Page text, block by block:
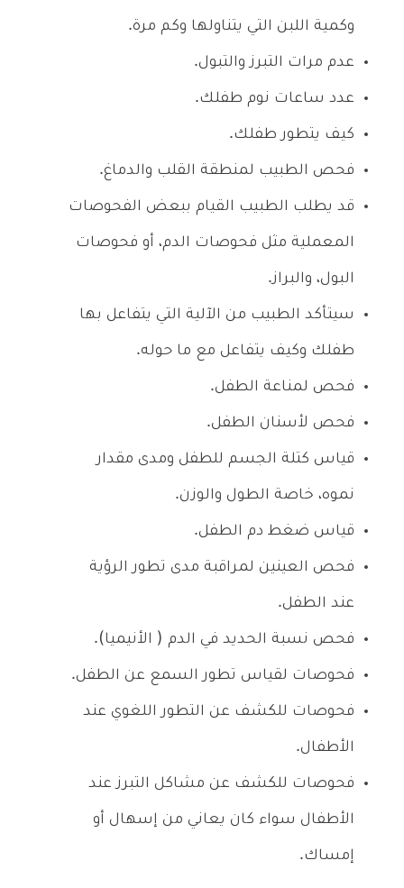
وكمية اللبن التي يتناولها وكم مرة.
عدم مرات التبرز والتبول.
عدد ساعات نوم طفلك.
كيف يتطور طفلك.
فحص الطبيب لمنطقة القلب والدماغ.
قد يطلب الطبيب القيام ببعض الفحوصات
المعملية مثل فحوصات الدم، أو فحوصات
البول، والبراز.
سيتأكد الطبيب من الآلية التي يتفاعل بها
طفلك وكيف يتفاعل مع ما حوله.
فحص لمناعة الطفل.
فحص لأسنان الطفل.
قياس كتلة الجسم للطفل ومدى مقدار
نموه، خاصة الطول والوزن.
قياس ضغط دم الطفل.
فحص العينين لمراقبة مدى تطور الرؤية
عند الطفل.
فحص نسبة الحديد في الدم ( الأنيميا).
فحوصات لقياس تطور السمع عن الطفل.
فحوصات للكشف عن التطور اللغوي عند
الأطفال.
فحوصات للكشف عن مشاكل التبرز عند
الأطفال سواء كان يعاني من إسهال أو
إمساك.